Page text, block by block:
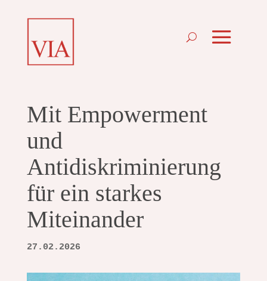
Mit Empowerment
und
Antidiskriminierung
für ein starkes
Miteinander
27.02.2026